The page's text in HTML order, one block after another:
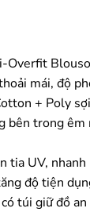
Overfit
mái, độ
+ Poly
bên trong êm
tia UV,
độ tiện
túi giữ đồ an